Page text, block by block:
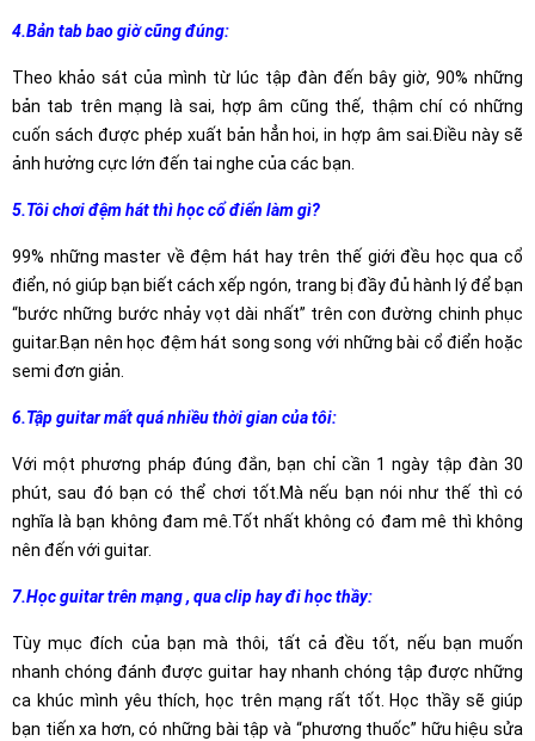
4.Bản tab bao giờ cũng đúng:
Theo khảo sát của mình từ lúc tập đàn đến bây giờ, 90% những
bản tab trên mạng là sai, hợp âm cũng thế, thậm chí có những
cuốn sách được phép xuất bản hẳn hoi, in hợp âm sai.Điều này sẽ
ảnh hưởng cực lớn đến tai nghe của các bạn.
5.Tôi chơi đệm hát thì học cổ điển làm gì?
99% những master về đệm hát hay trên thế giới đều học qua cổ
điển, nó giúp bạn biết cách xếp ngón, trang bị đầy đủ hành lý để bạn
“bước những bước nhảy vọt dài nhất” trên con đường chinh phục
guitar.Bạn nên học đệm hát song song với những bài cổ điển hoặc
semi đơn giản.
6.Tập guitar mất quá nhiều thời gian của tôi:
Với một phương pháp đúng đắn, bạn chỉ cần 1 ngày tập đàn 30
phút, sau đó bạn có thể chơi tốt.Mà nếu bạn nói như thế thì có
nghĩa là bạn không đam mê.Tốt nhất không có đam mê thì không
nên đến với guitar.
7.Học guitar trên mạng , qua clip hay đi học thầy:
Tùy mục đích của bạn mà thôi, tất cả đều tốt, nếu bạn muốn
nhanh chóng đánh được guitar hay nhanh chóng tập được những
ca khúc mình yêu thích, học trên mạng rất tốt. Học thầy sẽ giúp
bạn tiến xa hơn, có những bài tập và “phương thuốc” hữu hiệu sửa